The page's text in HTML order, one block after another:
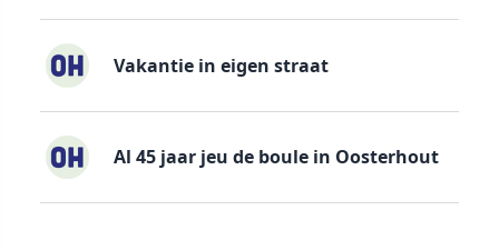
Vakantie in eigen straat
Al 45 jaar jeu de boule in Oosterhout